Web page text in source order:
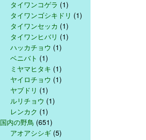
タイワンコゲラ (1)
タイワンゴシキドリ (1)
タイワンセッカ (1)
タイワンヒバリ (1)
ハッカチョウ (1)
ベニバト (1)
ミヤマヒタキ (1)
ヤイロチョウ (1)
ヤブドリ (1)
ルリチョウ (1)
レンカク (1)
国内の野鳥 (651)
アオアシシギ (5)